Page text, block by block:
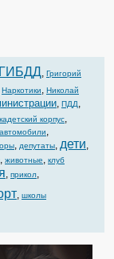
ГИБДД, Григорий
Наркотики, Николай
, ПДД,
корпус,
автомобили,
, депутаты, дети,
, животные, клуб
, прикол,
, школы